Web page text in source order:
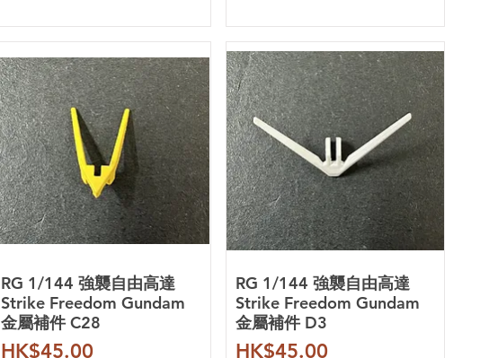
RG 1/144 強襲自由高達
Strike Freedom Gundam
金屬補件 C28
價格
HK$45.00
RG 1/144 強襲自由高達
Strike Freedom Gundam
金屬補件 D3
價格
HK$45.00